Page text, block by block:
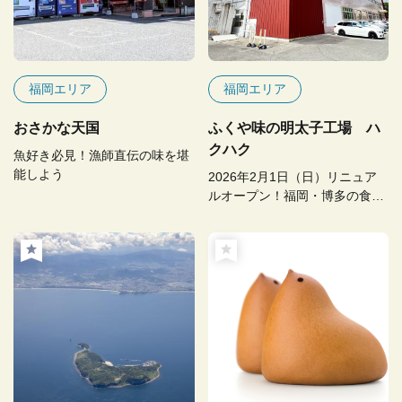
福岡エリア
おさかな天国
魚好き必見！漁師直伝の味を堪
能しよう
福岡エリア
ふくや味の明太子工場 ハ
クハク
2026年2月1日（日）リニュア
ルオープン！福岡・博多の食と